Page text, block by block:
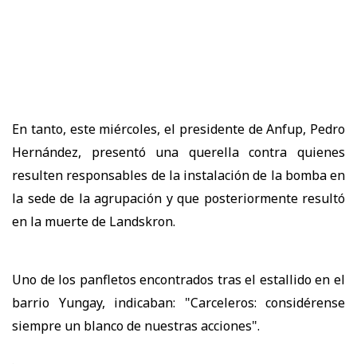
En tanto, este miércoles, el presidente de Anfup, Pedro
Hernández, presentó una querella contra quienes
resulten responsables de la instalación de la bomba en
la sede de la agrupación y que posteriormente resultó
en la muerte de Landskron.
Uno de los panfletos encontrados tras el estallido en el
barrio Yungay, indicaban: "Carceleros: considérense
siempre un blanco de nuestras acciones".